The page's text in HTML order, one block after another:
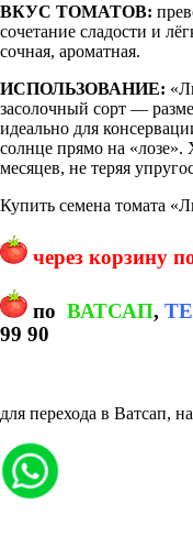
ВКУС ТОМАТОВ:
сочетание сладости и
сочная, ароматная.
ИСПОЛЬЗОВАНИЕ:
засолочный сорт —
идеально для
солнце прямо на «лозе».
месяцев, не теряя
Купить семена томата
через корзину
по ВАТСАП,
99 90
для перехода в Ватсап,